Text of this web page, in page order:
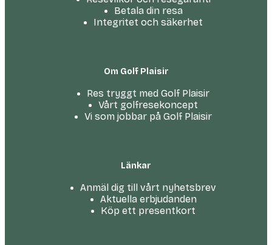
Betala din resa
Integritet och säkerhet
Om Golf Plaisir
Res tryggt med Golf Plaisir
Vårt golfresekoncept
Vi som jobbar på Golf Plaisir
Länkar
Anmäl dig till vårt nyhetsbrev
Aktuella erbjudanden
Köp ett presentkort